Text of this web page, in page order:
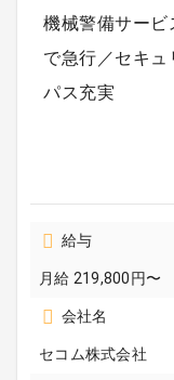
機械警備サー
で急行／セキ
パス充実
給与
月給 219,800円〜
会社名
セコム株式会社